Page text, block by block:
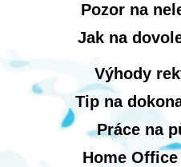
Pozor na
Jak na
Výhody
Tip na
Práce na
Home